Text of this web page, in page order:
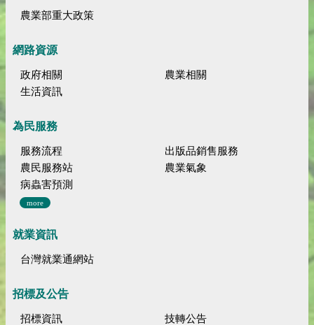
農業部重大政策
網路資源
政府相關
農業相關
生活資訊
為民服務
服務流程
出版品銷售服務
農民服務站
農業氣象
病蟲害預測
more
就業資訊
台灣就業通網站
招標及公告
招標資訊 技轉公告